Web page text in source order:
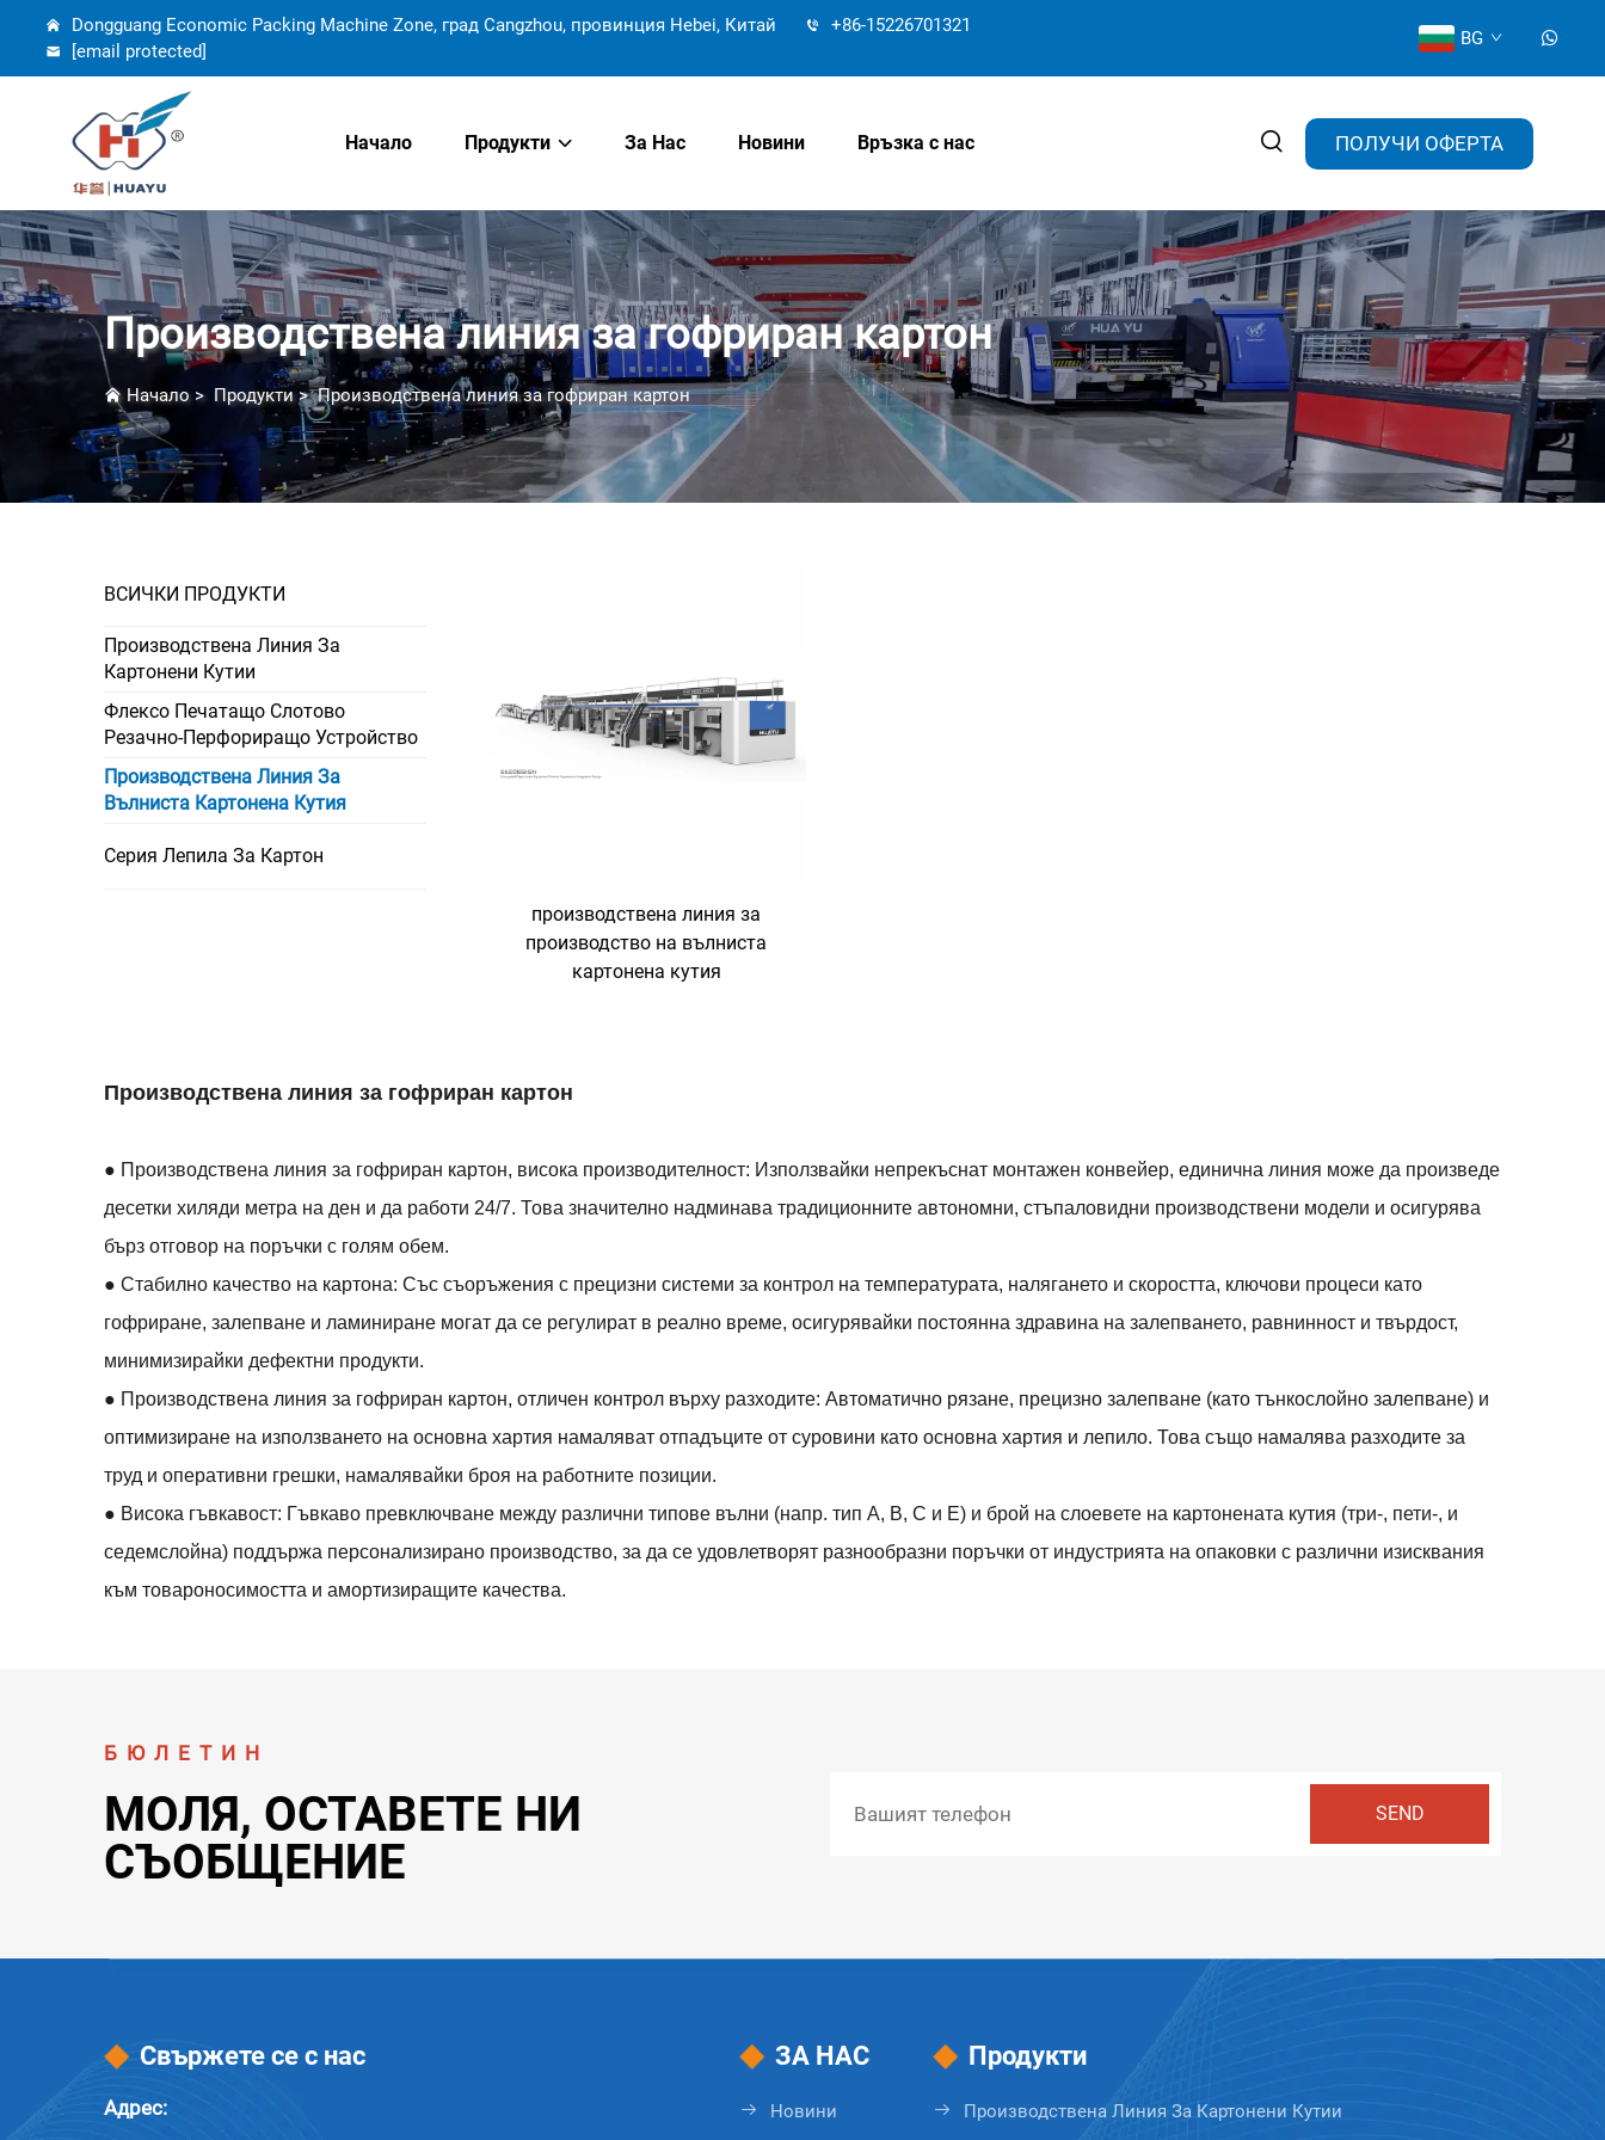
Dongguang Economic Packing Machine Zone, град Cangzhou, провинция Hebei, Китай
+86-15226701321
[email protected]
BG
Начало Продукти За Нас Новини Връзка с нас ПОЛУЧИ ОФЕРТА
Производствена линия за гофриран картон
Начало > Продукти>Производствена линия за гофриран картон
ВСИЧКИ ПРОДУКТИ
Производствена Линия За
Картонени Кутии
Флексо Печатащо Слотово
Резачно-Перфориращо Устройство
Производствена Линия За
Вълниста Картонена Кутия
Серия Лепила За Картон
производствена линия за
производство на вълниста
картонена кутия
Производствена линия за гофриран картон
● Производствена линия за гофриран картон, висока производителност: Използвайки непрекъснат монтажен конвейер, единична линия може да произведе
десетки хиляди метра на ден и да работи 24/7. Това значително надминава традиционните автономни, стъпаловидни производствени модели и осигурява
бърз отговор на поръчки с голям обем.
● Стабилно качество на картона: Със съоръжения с прецизни системи за контрол на температурата, налягането и скоростта, ключови процеси като
гофриране, залепване и ламиниране могат да се регулират в реално време, осигурявайки постоянна здравина на залепването, равнинност и твърдост,
минимизирайки дефектни продукти.
● Производствена линия за гофриран картон, отличен контрол върху разходите: Автоматично рязане, прецизно залепване (като тънкослойно залепване) и
оптимизиране на използването на основна хартия намаляват отпадъците от суровини като основна хартия и лепило. Това също намалява разходите за
труд и оперативни грешки, намалявайки броя на работните позиции.
● Висока гъвкавост: Гъвкаво превключване между различни типове вълни (напр. тип A, B, C и E) и брой на слоевете на картонената кутия (три-, пети-, и
седемслойна) поддържа персонализирано производство, за да се удовлетворят разнообразни поръчки от индустрията на опаковки с различни изисквания
към товароносимостта и амортизиращите качества.
БЮЛЕТИН
МОЛЯ, ОСТАВЕТЕ НИ
СЪОБЩЕНИЕ
Свържете се с нас
Адрес:
ЗА НАС
Новини
Продукти
Производствена Линия За Картонени Кутии